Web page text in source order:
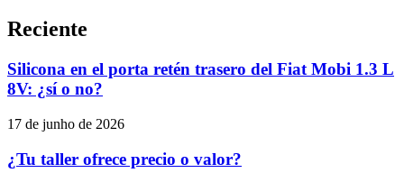
Reciente
Silicona en el porta retén trasero del Fiat Mobi 1.3 L
8V: ¿sí o no?
17 de junho de 2026
¿Tu taller ofrece precio o valor?